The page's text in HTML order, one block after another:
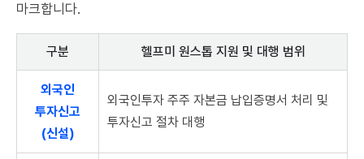
마크합니다.
구분 헬프미 원스톱 지원 및 대행 범위
외국인
투자신고
(신설)
외국인투자 주주 자본금 납입증명서 처리 및
투자신고 절차 대행